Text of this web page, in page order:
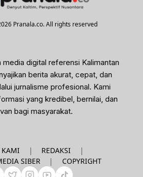
Pranala.co. All rights reserved
media digital referensi Kalimantan
berita akurat, cepat, dan
jurnalisme profesional. Kami
yang kredibel, bernilai, dan
bagi masyarakat.
KAMI | REDAKSI
|
SIBER
| COPYRIGHT